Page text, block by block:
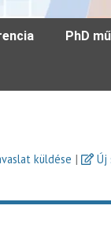
PhD
küldése | Új